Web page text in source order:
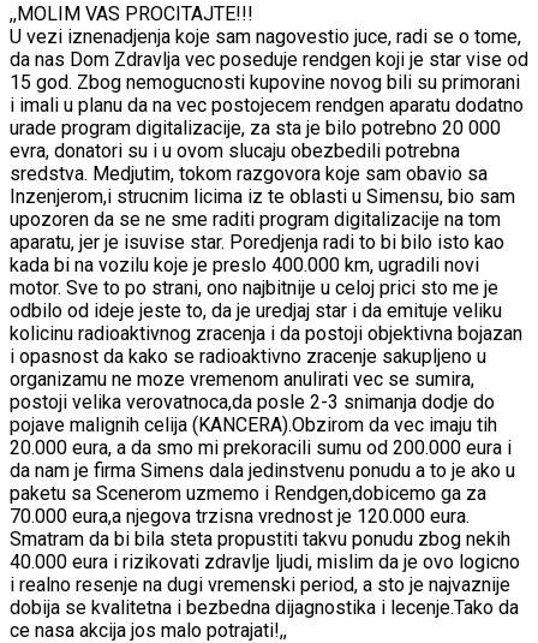
,,MOLIM VAS PROCITAJTE!!!
U vezi iznenadjenja koje sam nagovestio juce, radi se o tome,
da nas Dom Zdravlja vec poseduje rendgen koji je star vise od
15 god. Zbog nemogucnosti kupovine novog bili su primorani
i imali u planu da na vec postojecem rendgen aparatu dodatno
urade program digitalizacije, za sta je bilo potrebno 20 000
evra, donatori su i u ovom slucaju obezbedili potrebna
sredstva. Medjutim, tokom razgovora koje sam obavio sa
Inzenjerom,i strucnim licima iz te oblasti u Simensu, bio sam
upozoren da se ne sme raditi program digitalizacije na tom
aparatu, jer je isuvise star. Poredjenja radi to bi bilo isto kao
kada bi na vozilu koje je preslo 400.000 km, ugradili novi
motor. Sve to po strani, ono najbitnije u celoj prici sto me je
odbilo od ideje jeste to, da je uredjaj star i da emituje veliku
kolicinu radioaktivnog zracenja i da postoji objektivna bojazan
i opasnost da kako se radioaktivno zracenje sakupljeno u
organizamu ne moze vremenom anulirati vec se sumira,
postoji velika verovatnoca,da posle 2-3 snimanja dodje do
pojave malignih celija (KANCERA).Obzirom da vec imaju tih
20.000 eura, a da smo mi prekoracili sumu od 200.000 eura i
da nam je firma Simens dala jedinstvenu ponudu a to je ako u
paketu sa Scenerom uzmemo i Rendgen,dobicemo ga za
70.000 eura,a njegova trzisna vrednost je 120.000 eura.
Smatram da bi bila steta propustiti takvu ponudu zbog nekih
40.000 eura i rizikovati zdravlje ljudi, mislim da je ovo logicno
i realno resenje na dugi vremenski period, a sto je najvaznije
dobija se kvalitetna i bezbedna dijagnostika i lecenje.Tako da
ce nasa akcija jos malo potrajati!,,